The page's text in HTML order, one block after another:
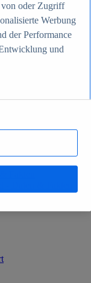
/ Sozialgeld /
2025
2024
Fakten
- Daten & Fakten
oder Zugriff
Werbung
der Performance
und